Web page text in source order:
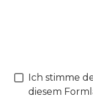
Ich stimme
diesem